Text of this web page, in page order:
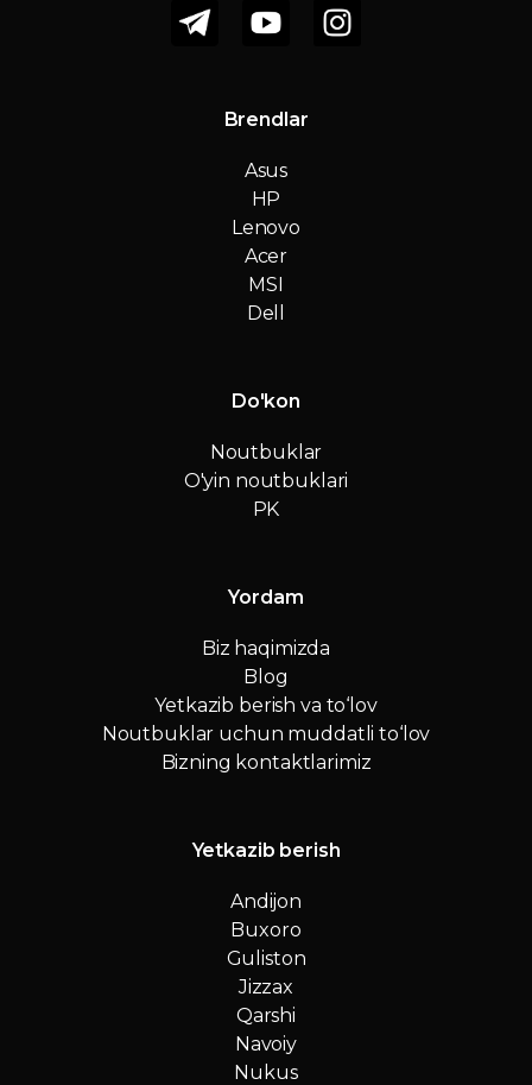
Brendlar
Asus
HP
Lenovo
Acer
MSI
Dell
Do'kon
Noutbuklar
O'yin noutbuklari
PK
Yordam
Biz haqimizda
Blog
Yetkazib berish va to‘lov
Noutbuklar uchun muddatli to‘lov
Bizning kontaktlarimiz
Yetkazib berish
Andijon
Buxoro
Guliston
Jizzax
Qarshi
Navoiy
Nukus